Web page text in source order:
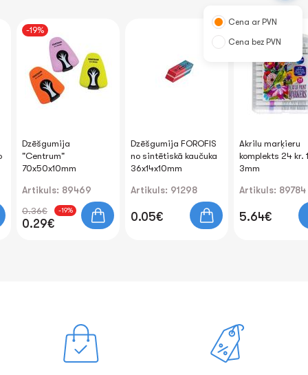
-19%
Dzēšgumija
"Centrum"
70x50x10mm
Artikuls: 89469
0.36€ -19%
0.29€
Dzēšgumija FOROFIS
no sintētiskā kaučuka
36x14x10mm
Artikuls: 91298
0.05€
Akrilu marķieru
komplekts 24 kr.
3mm
Artikuls: 89784
5.64€
Cena ar PVN
Cena bez PVN